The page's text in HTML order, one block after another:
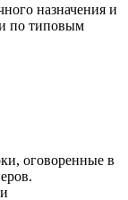
назначения и
по типовым
оговоренные в